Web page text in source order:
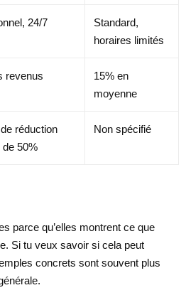
24/7
Standard,
horaires limités
revenus
15% en
moyenne
réduction
de 50%
Non spécifié
parce qu’elles montrent ce que
Si tu veux savoir si cela peut
concrets sont souvent plus